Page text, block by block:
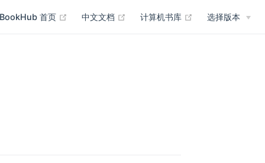
BookHub 首页 (opens new window)
中文文档 (opens new window)
计算机书库 (opens new
选择版本